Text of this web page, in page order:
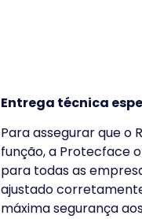
Entrega técnica
Para assegurar que o
função, a Protecface
para todas as
ajustado
máxima segurança